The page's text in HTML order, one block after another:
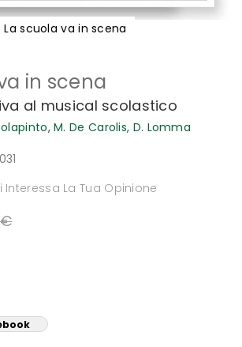
in scena
al musical scolastico
M. De Carolis, D. Lomma
Interessa La Tua Opinione
€
La scuola va in scena